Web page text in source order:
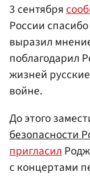
3 сентября
России
выразил
поблагодарил
жизней
войне.
До этого
безопасности
пригласил
с концертами